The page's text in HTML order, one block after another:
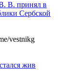
В. принял в
Сербской
vestnikg
жив